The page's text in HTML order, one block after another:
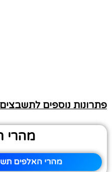
פתרונות נוספים
מהרי
מהרי האלפים